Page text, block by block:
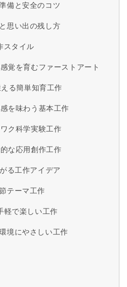
備と安全のコツ
思い出の残し方
スタイル
覚を育むファーストアート
る簡単知育工作
を味わう基本工作
ク科学実験工作
な応用創作工作
る工作アイデア
テーマ工作
軽で楽しい工作
境にやさしい工作